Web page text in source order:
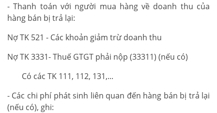
- Thanh toán với người mua hàng về doanh thu của
hàng bán bị trả lại:
Nợ TK 521 - Các khoản giảm trừ doanh thu
Nợ TK 3331- Thuế GTGT phải nộp (33311) (nếu có)
Có các TK 111, 112, 131,...
- Các chi phí phát sinh liên quan đến hàng bán bị trả lại
(nếu có), ghi: